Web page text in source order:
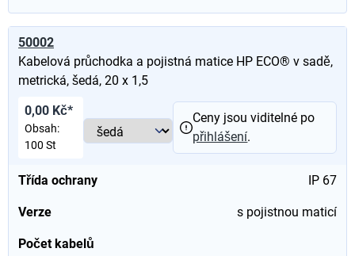
50002
Kabelová průchodka a pojistná matice HP ECO® v sadě,
metrická, šedá, 20 x 1,5
Třída ochrany IP 67
Verze s pojistnou maticí
Počet kabelů
0,00 Kč*
Obsah:
100 St
Ceny jsou viditelné po
přihlášení.